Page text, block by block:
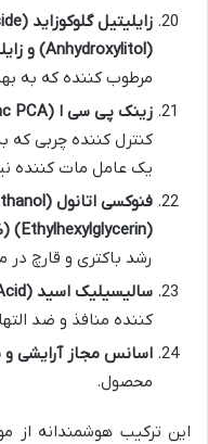
(Anhydroxylitol) و زایلیتول (Xylitol):
مرطوب کننده که به
زینک پی سی ا (Zinc PCA):
کنترل کننده چربی
یک عامل مات کننده
(Ethylhexylglycerin) (1%):
رشد باکتری و قارچ
سالیسیلیک اسید (Salicylic Acid):
کننده منافذ و ضد
اسانس مجاز آرایشی و
محصول.
این ترکیب هوشمندانه از